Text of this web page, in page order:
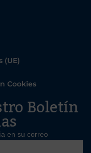
(UE)
Cookies
Boletín
en su correo